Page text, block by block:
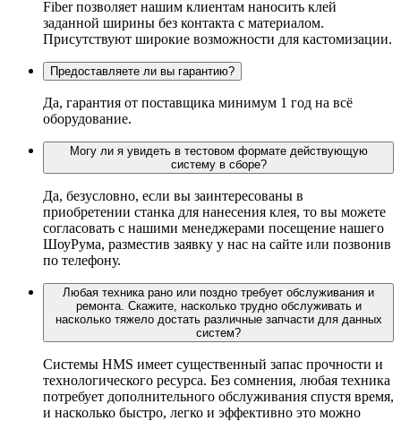
Fiber позволяет нашим клиентам наносить клей
заданной ширины без контакта с материалом.
Присутствуют широкие возможности для кастомизации.
Предоставляете ли вы гарантию?
Да, гарантия от поставщика минимум 1 год на всё
оборудование.
Могу ли я увидеть в тестовом формате действующую
систему в сборе?
Да, безусловно, если вы заинтересованы в
приобретении станка для нанесения клея, то вы можете
согласовать с нашими менеджерами посещение нашего
ШоуРума, разместив заявку у нас на сайте или позвонив
по телефону.
Любая техника рано или поздно требует обслуживания и
ремонта. Скажите, насколько трудно обслуживать и
насколько тяжело достать различные запчасти для данных
систем?
Системы HMS имеет существенный запас прочности и
технологического ресурса. Без сомнения, любая техника
потребует дополнительного обслуживания спустя время,
и насколько быстро, легко и эффективно это можно